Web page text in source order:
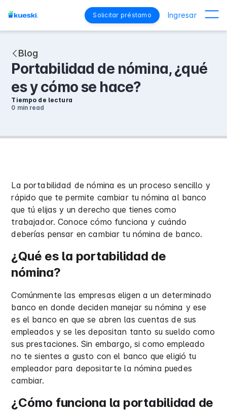
Solicitar préstamo Ingresar
Blog
Portabilidad de nómina, ¿qué
es y cómo se hace?
Tiempo de lectura
0 minread
La portabilidad de nómina es un proceso sencillo y
rápido que te permite cambiar tu nómina al banco
que tú elijas y un derecho que tienes como
trabajador. Conoce cómo funciona y cuándo
deberías pensar en cambiar tu nómina de banco.
¿Qué es la portabilidad de
nómina?
Comúnmente las empresas eligen a un determinado
banco en donde deciden manejar su nómina y ese
es el banco en que se abren las cuentas de sus
empleados y se les depositan tanto su sueldo como
sus prestaciones. Sin embargo, si como empleado
no te sientes a gusto con el banco que eligió tu
empleador para depositarte la nómina puedes
cambiar.
¿Cómo funciona la portabilidad de